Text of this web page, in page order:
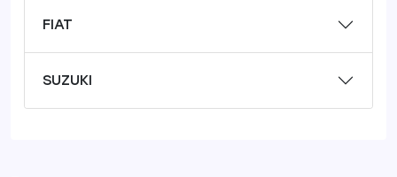
FIAT
SUZUKI